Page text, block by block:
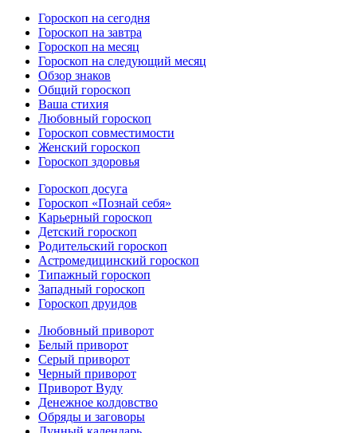
Гороскоп на сегодня
Гороскоп на завтра
Гороскоп на месяц
Гороскоп на следующий месяц
Обзор знаков
Общий гороскоп
Ваша стихия
Любовный гороскоп
Гороскоп совместимости
Женский гороскоп
Гороскоп здоровья
Гороскоп досуга
Гороскоп «Познай себя»
Карьерный гороскоп
Детский гороскоп
Родительский гороскоп
Астромедицинский гороскоп
Типажный гороскоп
Западный гороскоп
Гороскоп друидов
Любовный приворот
Белый приворот
Серый приворот
Черный приворот
Приворот Вуду
Денежное колдовство
Обряды и заговоры